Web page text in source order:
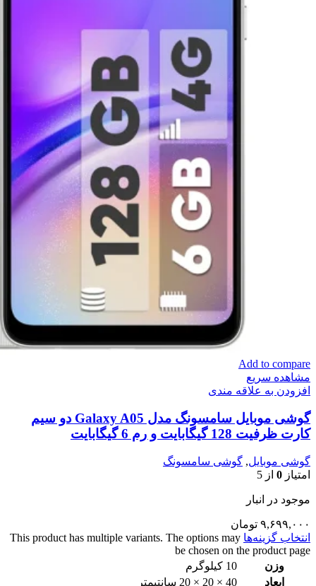
Add to compare
مشاهده سریع
افزودن به علاقه مندی
گوشی موبایل سامسونگ مدل Galaxy A05 دو سیم
کارت ظرفیت 128 گیگابایت و رم 6 گیگابایت
گوشی موبایل, گوشی سامسونگ
امتیاز 0 از 5
موجود در انبار
۹,۶۹۹,۰۰۰ تومان
انتخاب گزینه‌ها This product has multiple variants. The options may
be chosen on the product page
وزن
10 کیلوگرم
ابعاد
40 × 20 × 20 سانتیمتر